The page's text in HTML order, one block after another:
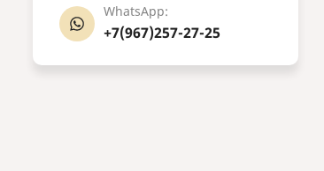
WhatsApp:
+7(967)257-27-25